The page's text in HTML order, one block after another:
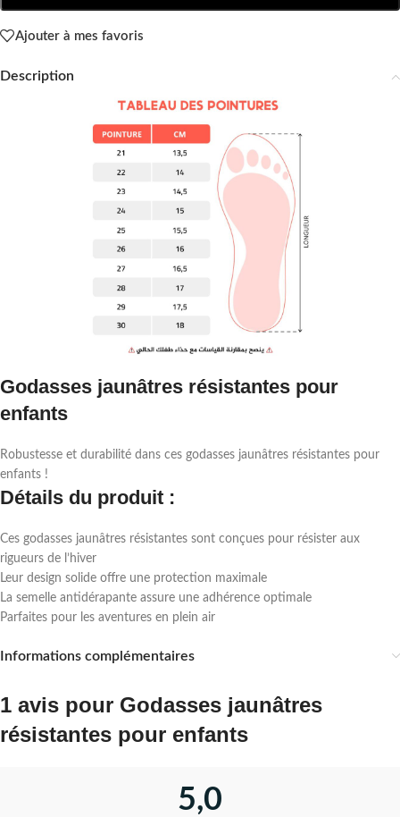
Ajouter à mes favoris
Description
Godasses jaunâtres résistantes pour
enfants
Robustesse et durabilité dans ces godasses jaunâtres résistantes pour
enfants !
Détails du produit :
Ces godasses jaunâtres résistantes sont conçues pour résister aux
rigueurs de l’hiver
Leur design solide offre une protection maximale
La semelle antidérapante assure une adhérence optimale
Parfaites pour les aventures en plein air
Informations complémentaires
1 avis pour Godasses jaunâtres
résistantes pour enfants
5,0